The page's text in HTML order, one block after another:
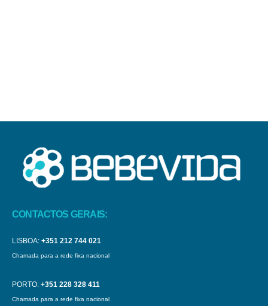
CONTACTOS GERAIS:
LISBOA: +351 212 744 021
Chamada para a rede fixa nacional
PORTO: +351 228 328 411
Chamada para a rede fixa nacional